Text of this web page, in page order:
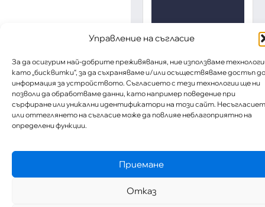
Управление на съгласие
За да осигурим най-добрите преживявания, ние използваме
като „бисквитки“, за да съхраняваме и/или осъществяваме достъп до
информация за устройството. Съгласието с тези технологии ще ни
позволи да обработваме данни, като например поведение при
сърфиране или уникални идентификатори на този сайт.
или оттеглянето на съгласие може да повлияе неблагоприятно на
определени функции.
Приемане
Отказ
ИЗДИМИРСКИ“
ТЪРСИ ЛЕКАР